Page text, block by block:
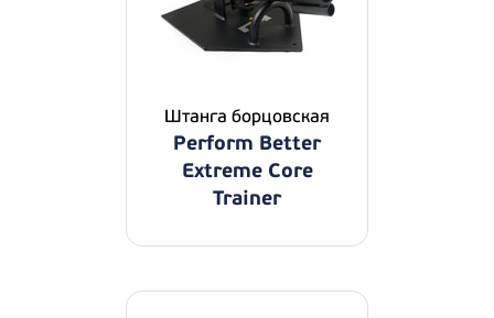
Штанга борцовская
Perform Better
Extreme Core
Trainer